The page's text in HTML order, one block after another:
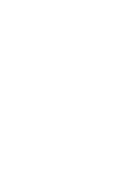
mejorar!